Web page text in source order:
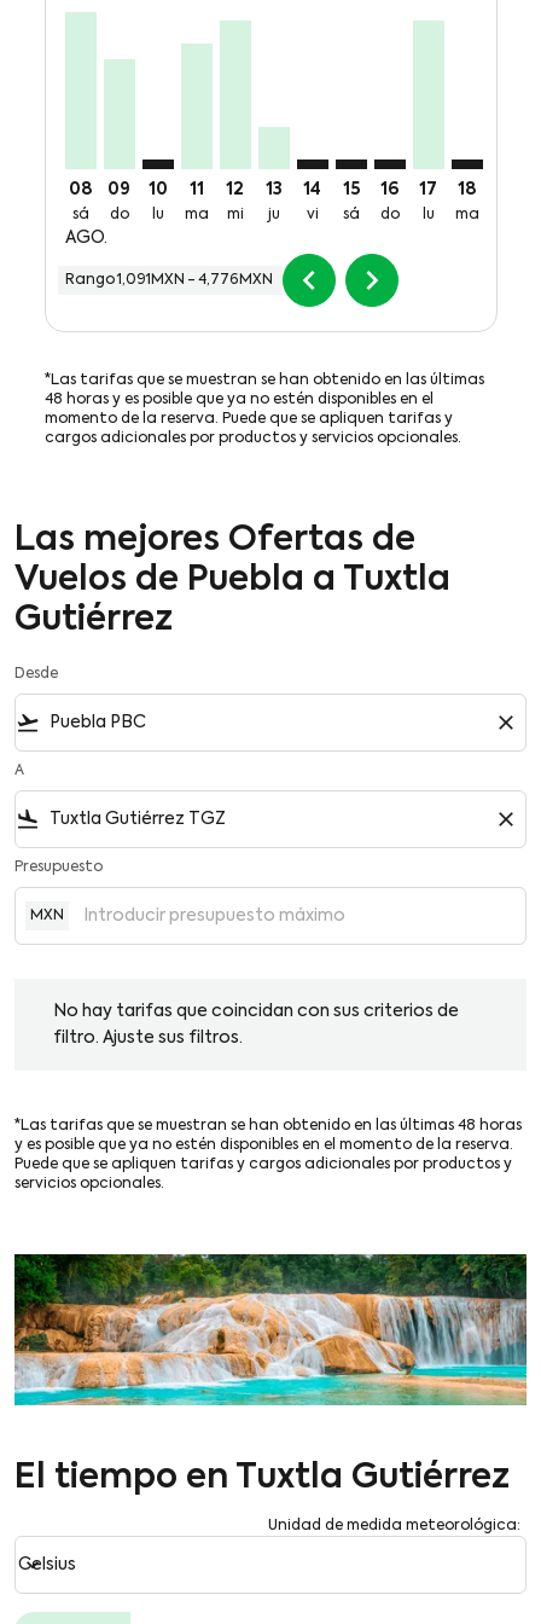
PBC–TGZ, sáb, 08 ago: desde 4,776MXN + 470MXN
08
sá
AGO.
PBC–TGZ, dom, 09 ago: desde 3,341MXN +
09
do
PBC–TGZ: cmp-view-offers-disclaimer.
10
lu
PBC–TGZ, mar, 11 ago: desde
11
ma
PBC–TGZ, mié, 12 ago: desde
12
mi
PBC–TGZ, jue, 13 ago: desde
13
ju
PBC–TGZ: cmp-view-
14
vi
PBC–TGZ: cmp-
15
sá
PBC–TGZ: cmp-
16
do
PBC–TGZ,
17
lu
18
ma
Rango1,091MXN - 4,776MXN chevron_left chevron_right
*Las tarifas que se muestran se han obtenido en las últimas
48 horas y es posible que ya no estén disponibles en el
momento de la reserva. Puede que se apliquen tarifas y
cargos adicionales por productos y servicios opcionales.
Las mejores Ofertas de
Vuelos de Puebla a Tuxtla
Gutiérrez
Desde
flight_takeoff close
A
flight_land close
Presupuesto
MXN
No hay tarifas que coincidan con sus criterios de
filtro. Ajuste sus filtros.
*Las tarifas que se muestran se han obtenido en las últimas 48 horas
y es posible que ya no estén disponibles en el momento de la reserva.
Puede que se apliquen tarifas y cargos adicionales por productos y
servicios opcionales.
El tiempo en Tuxtla Gutiérrez
Unidad de medida meteorológica:
Weather unit option Celsius Selected
Celsius
keyboard_arrow_down